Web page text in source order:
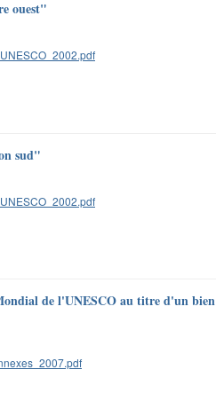
ouest"
sud"
de l'UNESCO au titre d'un bien